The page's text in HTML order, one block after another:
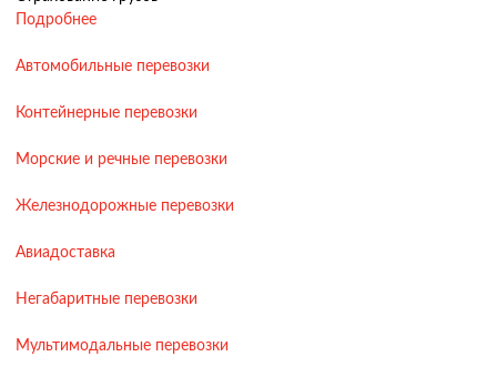
Подробнее
Автомобильные перевозки
Контейнерные перевозки
Морские и речные перевозки
Железнодорожные перевозки
Авиадоставка
Негабаритные перевозки
Мультимодальные перевозки